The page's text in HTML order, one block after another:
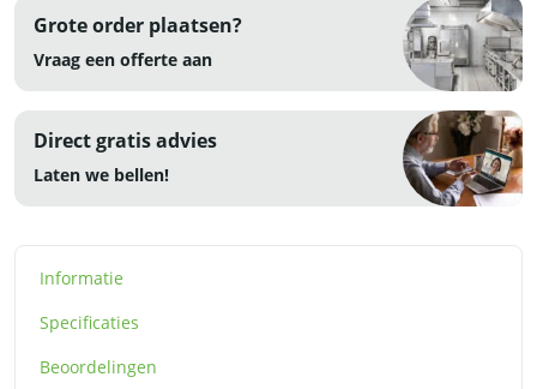
Grote order plaatsen?
Vraag een offerte aan
Direct gratis advies
Laten we bellen!
Informatie
Specificaties
Beoordelingen